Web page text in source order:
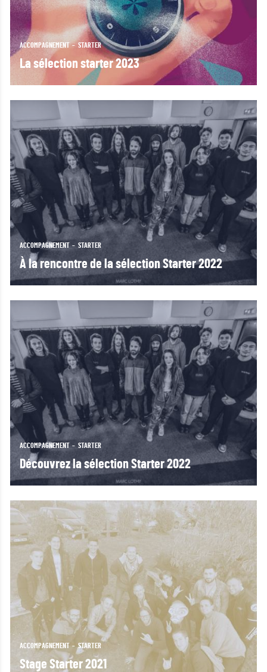
ACCOMPAGNEMENT STARTER
La sélection starter 2023
ACCOMPAGNEMENT STARTER
À la rencontre de la sélection Starter 2022
ACCOMPAGNEMENT STARTER
Découvrez la sélection Starter 2022
ACCOMPAGNEMENT STARTER
Stage Starter 2021